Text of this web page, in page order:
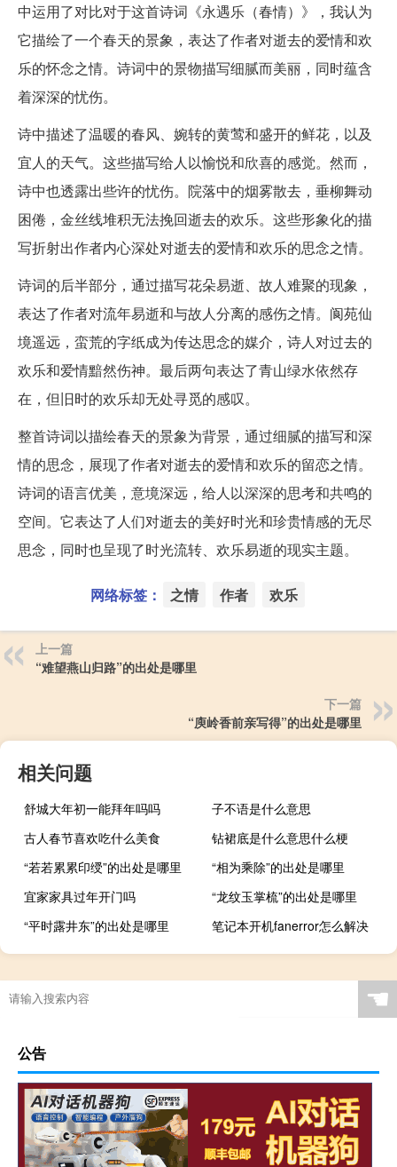
中运用了对比对于这首诗词《永遇乐（春情）》，我认为
它描绘了一个春天的景象，表达了作者对逝去的爱情和欢
乐的怀念之情。诗词中的景物描写细腻而美丽，同时蕴含
着深深的忧伤。
诗中描述了温暖的春风、婉转的黄莺和盛开的鲜花，以及
宜人的天气。这些描写给人以愉悦和欣喜的感觉。然而，
诗中也透露出些许的忧伤。院落中的烟雾散去，垂柳舞动
困倦，金丝线堆积无法挽回逝去的欢乐。这些形象化的描
写折射出作者内心深处对逝去的爱情和欢乐的思念之情。
诗词的后半部分，通过描写花朵易逝、故人难聚的现象，
表达了作者对流年易逝和与故人分离的感伤之情。阆苑仙
境遥远，蛮荒的字纸成为传达思念的媒介，诗人对过去的
欢乐和爱情黯然伤神。最后两句表达了青山绿水依然存
在，但旧时的欢乐却无处寻觅的感叹。
整首诗词以描绘春天的景象为背景，通过细腻的描写和深
情的思念，展现了作者对逝去的爱情和欢乐的留恋之情。
诗词的语言优美，意境深远，给人以深深的思考和共鸣的
空间。它表达了人们对逝去的美好时光和珍贵情感的无尽
思念，同时也呈现了时光流转、欢乐易逝的现实主题。
网络标签： 之情 作者 欢乐
上一篇
“难望燕山归路”的出处是哪里
下一篇
“庾岭香前亲写得”的出处是哪里
相关问题
舒城大年初一能拜年吗吗
子不语是什么意思
古人春节喜欢吃什么美食
钻裙底是什么意思什么梗
“若若累累印绶”的出处是哪里
“相为乘除”的出处是哪里
宜家家具过年开门吗
“龙纹玉掌梳”的出处是哪里
“平时露井东”的出处是哪里
笔记本开机fanerror怎么解决
☚
公告